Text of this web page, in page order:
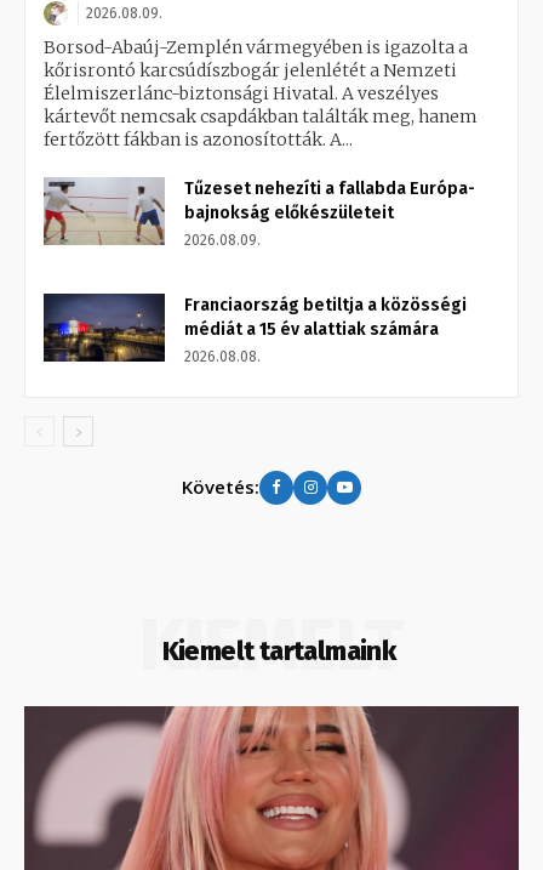
2026.08.09.
Borsod-Abaúj-Zemplén vármegyében is igazolta a
kőrisrontó karcsúdíszbogár jelenlétét a Nemzeti
Élelmiszerlánc-biztonsági Hivatal. A veszélyes
kártevőt nemcsak csapdákban találták meg, hanem
fertőzött fákban is azonosították. A...
Tűzeset nehezíti a fallabda Európa-
bajnokság előkészületeit
2026.08.09.
Franciaország betiltja a közösségi
médiát a 15 év alattiak számára
2026.08.08.
Követés:
Kiemelt tartalmaink
KIEMELT